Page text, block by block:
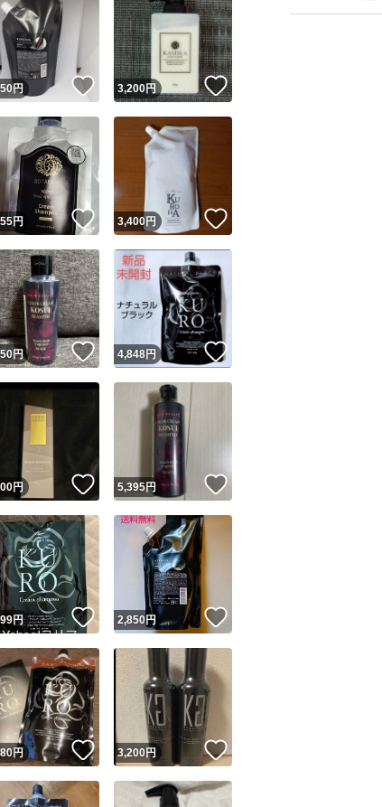
ユーザーの実績について
リマが定めた一定の基準を満たしたユーザーにバッジを付与して
出品者
取引出品者 Yahoo!フリマの基準をクリアした安心・安全なユーザ
実績◯+ このユーザーはYahoo!フリマの取引を完了させた実績
リマ実績◯+ このユーザーは他フリマサービスでの取引実績があり
&安心発送
ジは実績に基づく表示であり、発送を保証しているものではありません
ード＆安心発送
このユーザーは高頻度で24時間以内＆設定した発送日
ード発送 このユーザーは高頻度で24時間以内に発送しています
発送 このユーザーは設定した発送日数内に発送しています
この商品の情報をコピーします
商品画像の無断転載は禁止されています
コピーは1商品につき1回 です
出品ページへ
キャンセル
！
円 いいね！
3,200円 いいね！
！
円 いいね！
3,400円
！
円 いいね！
4,848円
！
円 いいね！
5,395円
！円 いいね！
2,850円
！
円 いいね！
3,200円